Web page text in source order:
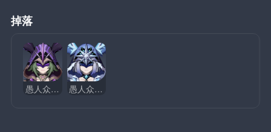
掉落
愚人众·雷萤术士 愚人众·冰萤术士